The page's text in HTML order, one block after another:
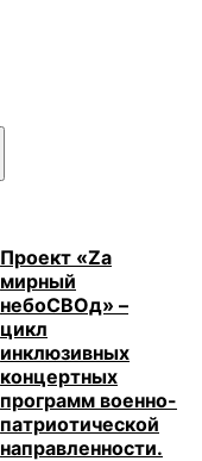
Проект «Zа
мирный
небоСВОд» –
цикл
инклюзивных
концертных
программ военно-
патриотической
направленности.